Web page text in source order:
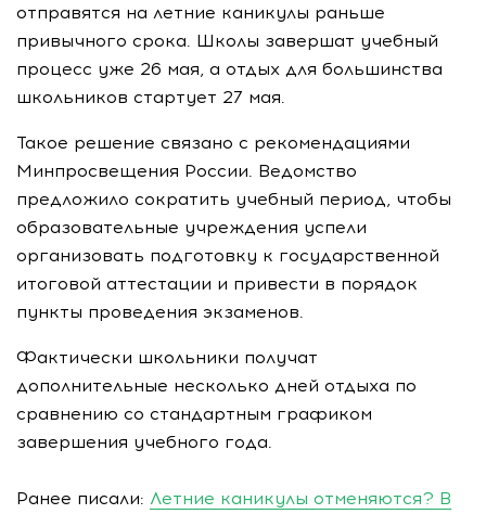
отправятся на летние каникулы раньше
привычного срока. Школы завершат учебный
процесс уже 26 мая, а отдых для большинства
школьников стартует 27 мая.
Такое решение связано с рекомендациями
Минпросвещения России. Ведомство
предложило сократить учебный период, чтобы
образовательные учреждения успели
организовать подготовку к государственной
итоговой аттестации и привести в порядок
пункты проведения экзаменов.
Фактически школьники получат
дополнительные несколько дней отдыха по
сравнению со стандартным графиком
завершения учебного года.
Ранее писали: Летние каникулы отменяются? В